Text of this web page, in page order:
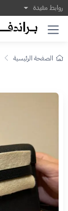
روابط مفيدة
الصفحة الرئيسية